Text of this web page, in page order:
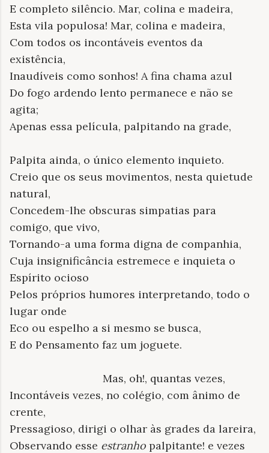
E completo silêncio. Mar, colina e madeira,
Esta vila populosa! Mar, colina e madeira,
Com todos os incontáveis eventos da
existência,
Inaudíveis como sonhos! A fina chama azul
Do fogo ardendo lento permanece e não se
agita;
Apenas essa película, palpitando na grade,
Palpita ainda, o único elemento inquieto.
Creio que os seus movimentos, nesta quietude
natural,
Concedem-lhe obscuras simpatias para
comigo, que vivo,
Tornando-a uma forma digna de companhia,
Cuja insignificância estremece e inquieta o
Espírito ocioso
Pelos próprios humores interpretando, todo o
lugar onde
Eco ou espelho a si mesmo se busca,
E do Pensamento faz um joguete.
Mas, oh!, quantas vezes,
Incontáveis vezes, no colégio, com ânimo de
crente,
Pressagioso, dirigi o olhar às grades da lareira,
Observando esse estranho palpitante! e vezes